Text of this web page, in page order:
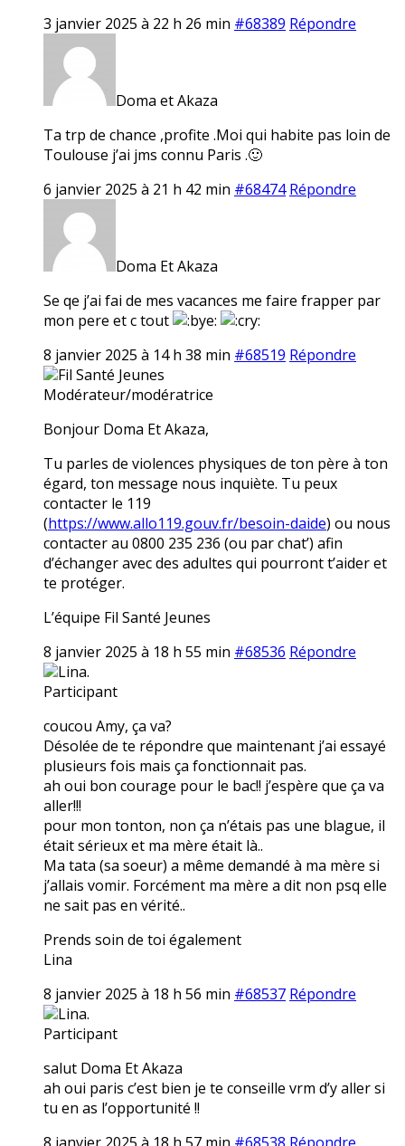
3 janvier 2025 à 22 h 26 min #68389 Répondre
Doma et Akaza
Ta trp de chance ,profite .Moi qui habite pas loin de
Toulouse j’ai jms connu Paris .🙂
6 janvier 2025 à 21 h 42 min #68474 Répondre
Doma Et Akaza
Se qe j’ai fai de mes vacances me faire frapper par
mon pere et c tout
8 janvier 2025 à 14 h 38 min #68519 Répondre
Fil Santé Jeunes
Modérateur/modératrice
Bonjour Doma Et Akaza,
Tu parles de violences physiques de ton père à ton
égard, ton message nous inquiète. Tu peux
contacter le 119
(https://www.allo119.gouv.fr/besoin-daide) ou nous
contacter au 0800 235 236 (ou par chat’) afin
d’échanger avec des adultes qui pourront t’aider et
te protéger.
L’équipe Fil Santé Jeunes
8 janvier 2025 à 18 h 55 min #68536 Répondre
Lina.
Participant
coucou Amy, ça va?
Désolée de te répondre que maintenant j’ai essayé
plusieurs fois mais ça fonctionnait pas.
ah oui bon courage pour le bac!! j’espère que ça va
aller!!!
pour mon tonton, non ça n’étais pas une blague, il
était sérieux et ma mère était là..
Ma tata (sa soeur) a même demandé à ma mère si
j’allais vomir. Forcément ma mère a dit non psq elle
ne sait pas en vérité..
Prends soin de toi également
Lina
8 janvier 2025 à 18 h 56 min #68537 Répondre
Lina.
Participant
salut Doma Et Akaza
ah oui paris c’est bien je te conseille vrm d’y aller si
tu en as l’opportunité !!